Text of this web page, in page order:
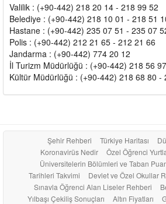
Valilik : (+90-442) 218 20 14 - 218 99 52
Belediye : (+90-442) 218 10 01 - 218 51
Hastane : (+90-442) 235 07 51 - 235 07
Polis : (+90-442) 212 21 65 - 212 21 66
Jandarma : (+90-442) 774 20 12
İl Turizm Müdürlüğü : (+90-442) 218 56
Kültür Müdürlüğü : (+90-442) 218 68 80 -
Şehir Rehberi Türkiye Haritası
Koronavirüs Nedir
Özel Öğrenci
Üniversitelerin Bölümleri ve Taban
Tarihleri Takvimi
Devlet ve Özel Okullar
Sınavla Öğrenci Alan Liseler Rehberi
Yılbaşı Çekiliş Sonuçları
Altın Fiyatları